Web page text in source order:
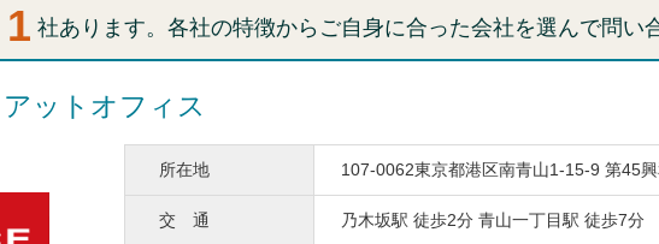
1 社あります。各社の特徴からご自身に合った会社を選んで問い
ットオフィス
所在地 107-0062東京都港区南青山1-15-9 第45
交 通 乃木坂駅 徒歩2分 青山一丁目駅 徒歩7分